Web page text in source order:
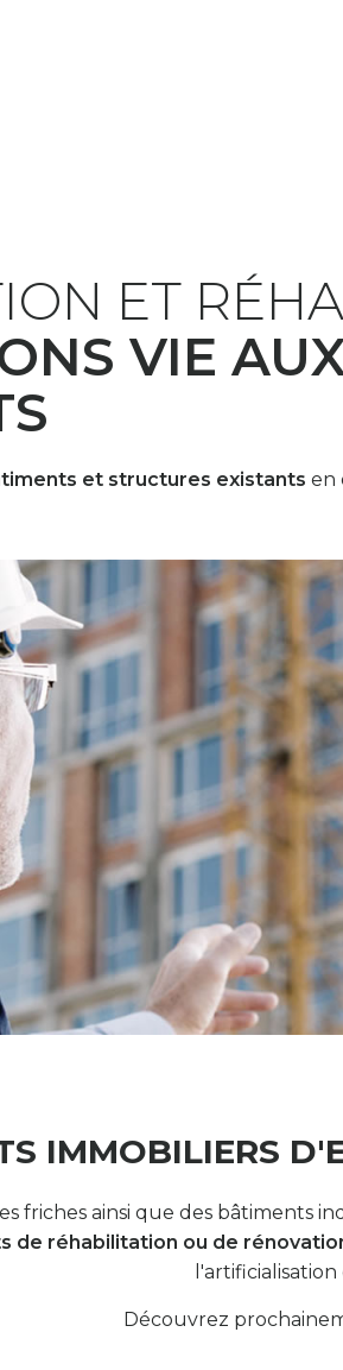
ET
VIE
et structures existants en
IMMOBILIERS
friches ainsi que des
de réhabilitation ou de
Découvrez